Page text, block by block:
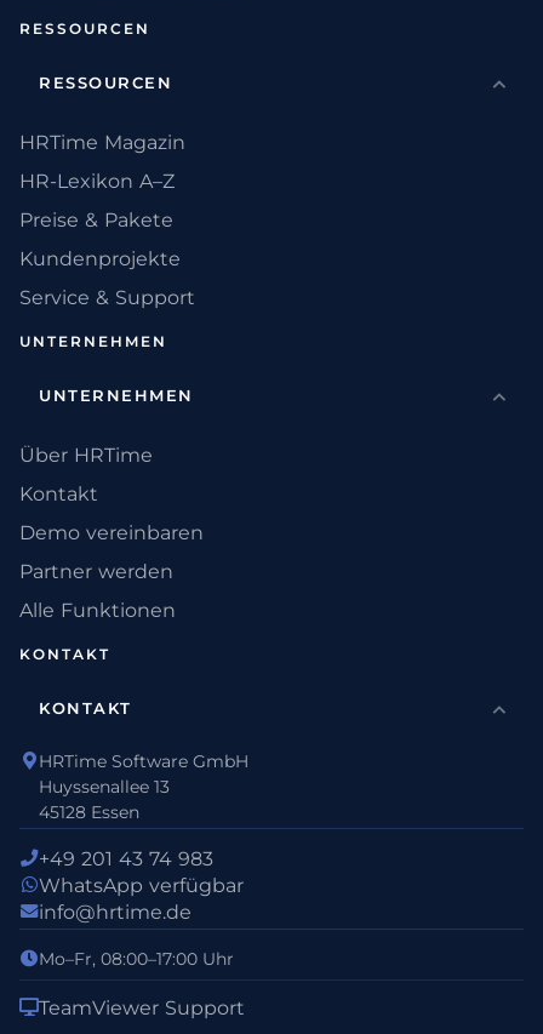
RESSOURCEN
RESSOURCEN
HRTime Magazin
HR-Lexikon A–Z
Preise & Pakete
Kundenprojekte
Service & Support
UNTERNEHMEN
UNTERNEHMEN
Über HRTime
Kontakt
Demo vereinbaren
Partner werden
Alle Funktionen
KONTAKT
KONTAKT
HRTime Software GmbH
Huyssenallee 13
45128 Essen
+49 201 43 74 983
WhatsApp verfügbar
info@hrtime.de
Mo–Fr, 08:00–17:00 Uhr
TeamViewer Support